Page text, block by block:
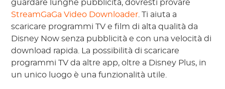
guardare lunghe pubblicità, dovresti provare
StreamGaGa Video Downloader. Ti aiuta a
scaricare programmi TV e film di alta qualità da
Disney Now senza pubblicità e con una velocità di
download rapida. La possibilità di scaricare
programmi TV da altre app, oltre a Disney Plus, in
un unico luogo è una funzionalità utile.